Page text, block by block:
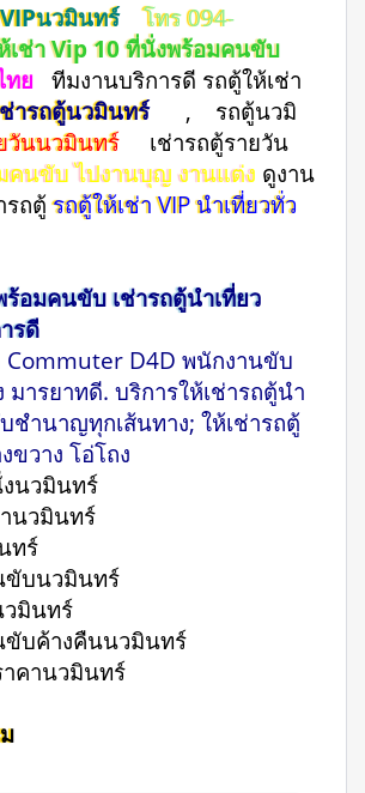
VIPนวมินทร์โทร 094-
เช่า Vip 10 ที่นั่งพร้อมคนขับ
ทย
ทีมงานบริการดี รถตู้ให้เช่า
ารถตู้นวมินทร์
, รถตู้นวมิ
วันนวมินทร์
เช่ารถตู้รายวัน
คนขับ ไปงานบุญ งานแต่ง ดูงาน
รถตู้รถตู้ให้เช่า VIP นำเที่ยวทั่ว
ร้อมคนขับ เช่ารถตู้นำเที่ยว
รดี
Commuter D4D พนักงานขับ
มารยาทดี. บริการให้เช่ารถตู้นำ
ชำนาญทุกเส้นทาง; ให้เช่ารถตู้
ขวาง โอ่โถง
งนวมินทร์
นวมินทร์
ทร์
ขับนวมินทร์
วมินทร์
ขับค้างคืนนวมินทร์
คานวมินทร์